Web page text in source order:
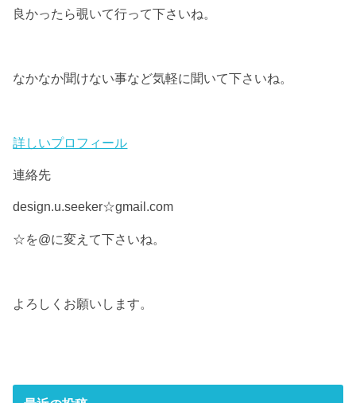
良かったら覗いて行って下さいね。
なかなか聞けない事など気軽に聞いて下さいね。
詳しいプロフィール
連絡先
design.u.seeker☆gmail.com
☆を@に変えて下さいね。
よろしくお願いします。